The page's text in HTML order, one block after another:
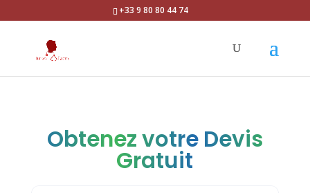
+33 9 80 80 44 74
Obtenez votre Devis
Gratuit